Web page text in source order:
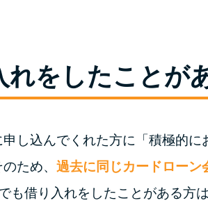
れをしたことが
し込んでくれた方に「積極的
ため、 過去に同じカードローン
も借り入れをしたことがある方